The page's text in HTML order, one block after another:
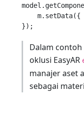
m.setData({
Dalam
oklusi EasyAR
manajer aset
sebagai